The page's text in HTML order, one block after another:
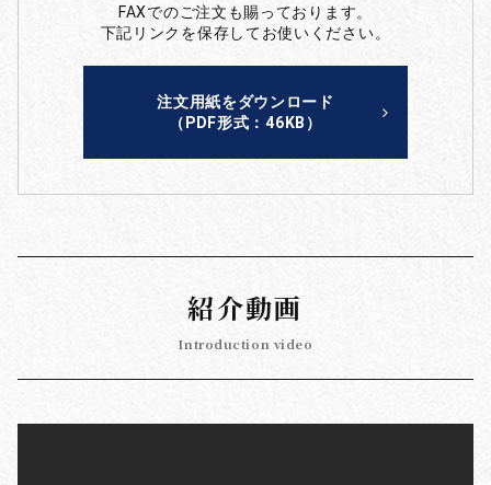
FAXでのご注文も賜っております。
下記リンクを保存してお使いください。
注文用紙をダウンロード
（PDF形式：46KB）
紹介動画
Introduction video